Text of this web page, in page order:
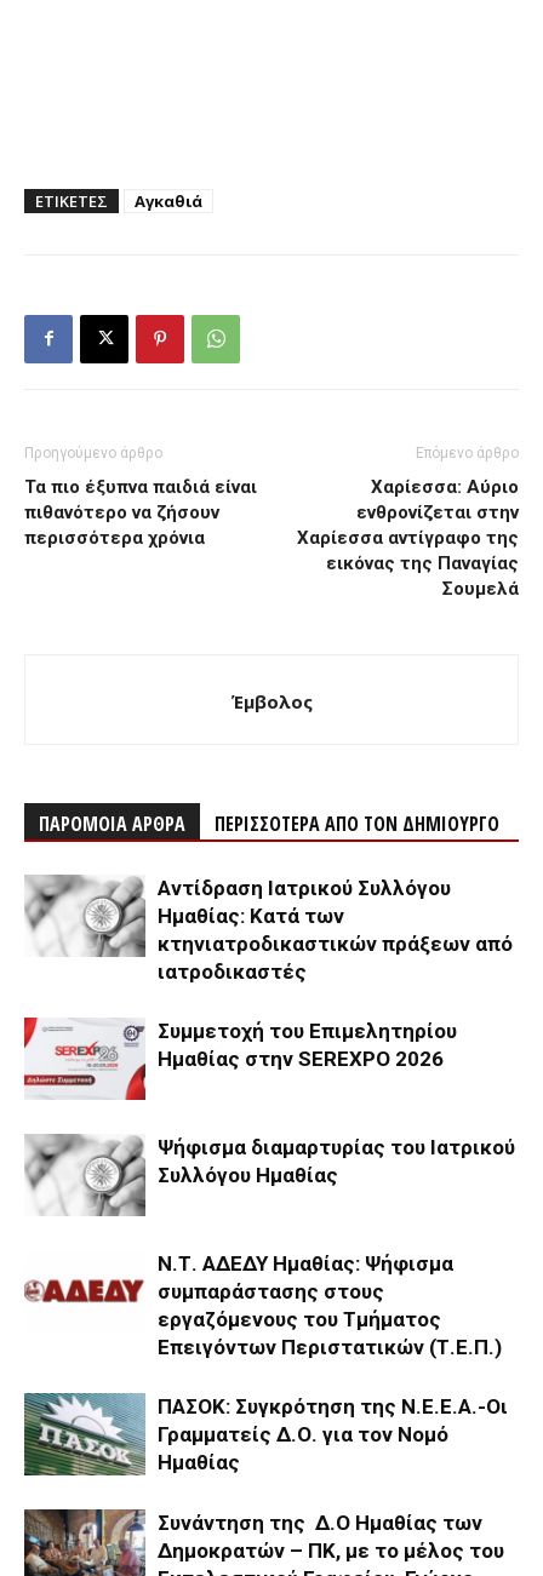
ΕΤΙΚΕΤΕΣ Αγκαθιά
Προηγούμενο άρθρο
Τα πιο έξυπνα παιδιά είναι
πιθανότερο να ζήσουν
περισσότερα χρόνια
Επόμενο άρθρο
Χαρίεσσα: Αύριο
ενθρονίζεται στην
Χαρίεσσα αντίγραφο της
εικόνας της Παναγίας
Σουμελά
Έμβολος
ΠΑΡΟΜΟΙΑ ΑΡΘΡΑ ΠΕΡΙΣΣΟΤΕΡΑ ΑΠΟ ΤΟΝ ΔΗΜΙΟΥΡΓΟ
Αντίδραση Ιατρικού Συλλόγου
Ημαθίας: Κατά των
κτηνιατροδικαστικών πράξεων από
ιατροδικαστές
Συμμετοχή του Επιμελητηρίου
Ημαθίας στην SEREXPO 2026
Ψήφισμα διαμαρτυρίας του Ιατρικού
Συλλόγου Ημαθίας
Ν.Τ. ΑΔΕΔΥ Ημαθίας: Ψήφισμα
συμπαράστασης στους
εργαζόμενους του Τμήματος
Επειγόντων Περιστατικών (Τ.Ε.Π.)
ΠΑΣΟΚ: Συγκρότηση της Ν.Ε.Ε.Α.-Οι
Γραμματείς Δ.Ο. για τον Νομό
Ημαθίας
Συνάντηση της Δ.Ο Ημαθίας των
Δημοκρατών – ΠΚ, με το μέλος του